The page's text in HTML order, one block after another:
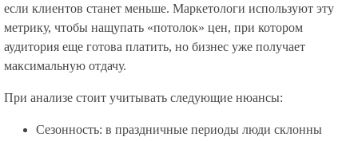
если клиентов станет меньше. Маркетологи используют эту
метрику, чтобы нащупать «потолок» цен, при котором
аудитория еще готова платить, но бизнес уже получает
максимальную отдачу.
При анализе стоит учитывать следующие нюансы:
Сезонность: в праздничные периоды люди склонны